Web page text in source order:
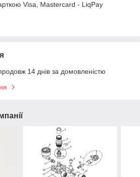
Visa, Mastercard - LiqPay
14 днів за домовленістю